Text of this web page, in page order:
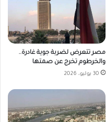
مصر تتعرض لضربة جوية غادرة..
والخرطوم تخرج عن صمتها
30 يوليو، 2026